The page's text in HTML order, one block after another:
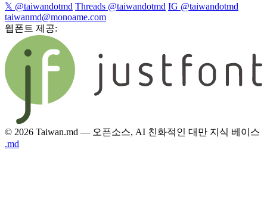
𝕏 @taiwandotmd Threads @taiwandotmd IG @taiwandotmd
taiwanmd@monoame.com
웹폰트 제공:
© 2026 Taiwan.md — 오픈소스, AI 친화적인 대만 지식 베이스
.md